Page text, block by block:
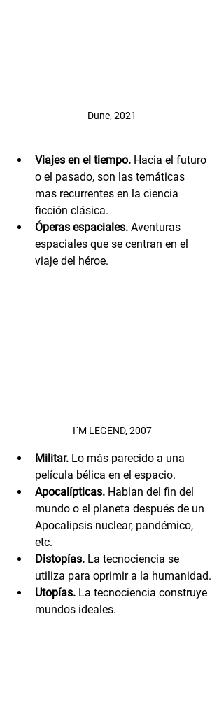
Dune, 2021
Viajes en el tiempo. Hacia el futuro
o el pasado, son las temáticas
mas recurrentes en la ciencia
ficción clásica.
Óperas espaciales. Aventuras
espaciales que se centran en el
viaje del héroe.
I´M LEGEND, 2007
Militar. Lo más parecido a una
película bélica en el espacio.
Apocalípticas. Hablan del fin del
mundo o el planeta después de un
Apocalipsis nuclear, pandémico,
etc.
Distopías. La tecnociencia se
utiliza para oprimir a la humanidad.
Utopías. La tecnociencia construye
mundos ideales.